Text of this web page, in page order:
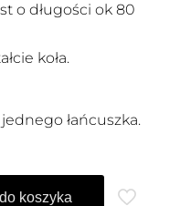
o długości ok 80
koła.
łańcuszka.
koszyka